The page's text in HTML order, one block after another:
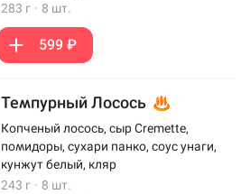
283 г · 8 шт.
599 ₽
Темпурный Лосось
Копченый лосось, сыр Cremette,
помидоры, сухари панко, соус унаги,
кунжут белый, кляр
243 г · 8 шт.